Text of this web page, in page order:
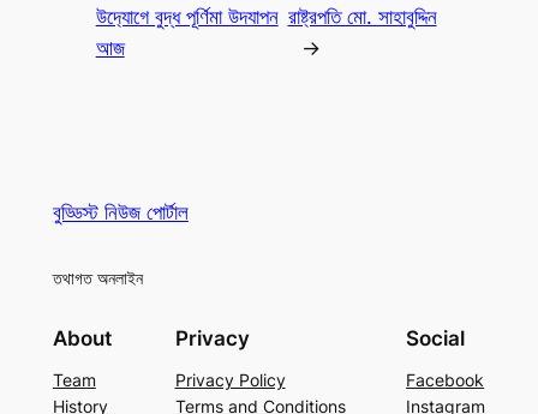
উদ‍্যোগে বুদ্ধ পূর্ণিমা উদযাপন
আজ
রাষ্ট্রপতি মো. সাহাবুদ্দিন
→
বুড্ডিস্ট নিউজ পোর্টাল
তথাগত অনলাইন
About
Team
History
Privacy
Privacy Policy
Terms and Conditions
Social
Facebook
Instagram